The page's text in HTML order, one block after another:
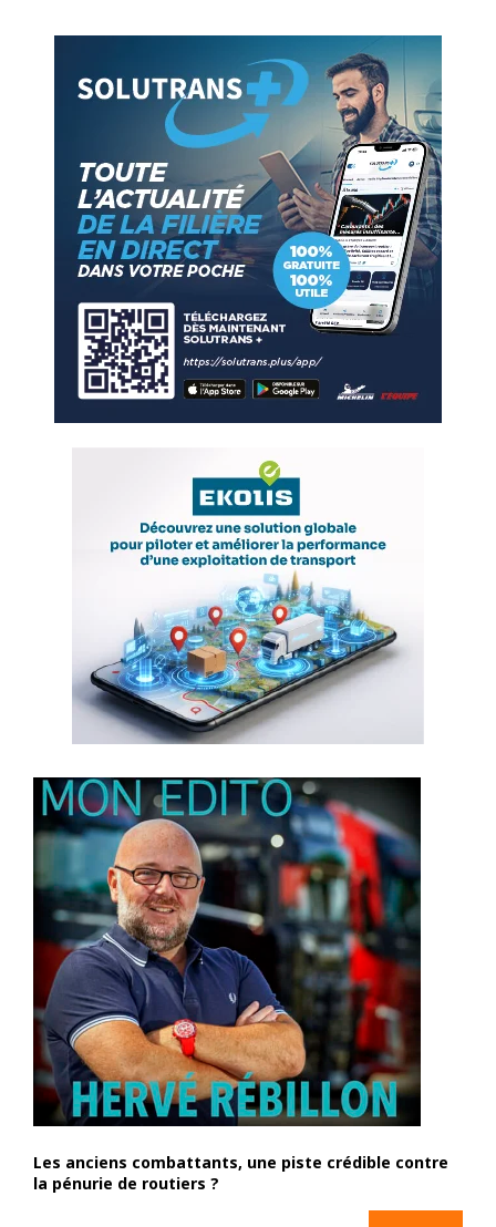
Les anciens combattants, une piste crédible contre
la pénurie de routiers ?